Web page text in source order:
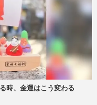
時、金運はこう変わる